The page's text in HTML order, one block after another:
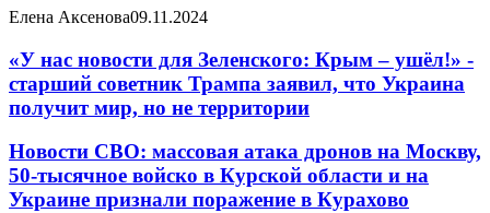
Елена Аксенова09.11.2024
«У нас новости для Зеленского: Крым – ушёл!» -
старший советник Трампа заявил, что Украина
получит мир, но не территории
Новости СВО: массовая атака дронов на Москву,
50-тысячное войско в Курской области и на
Украине признали поражение в Курахово